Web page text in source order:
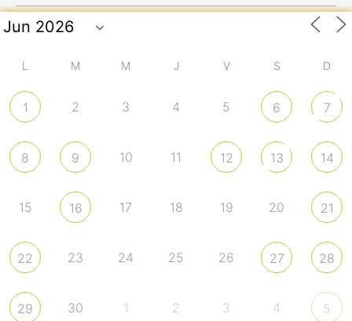
L M M J V S D
1 2 3 4 5 6 7
8 9 10 11 12 13 14
15 16 17 18 19 20 21
22 23 24 25 26 27 28
29 30 1 2 3 4 5